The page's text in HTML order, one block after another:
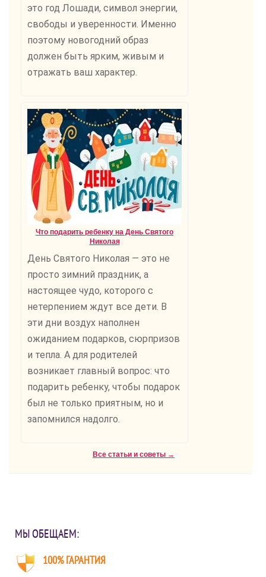
это год Лошади, символ энергии,
свободы и уверенности. Именно
поэтому новогодний образ
должен быть ярким, живым и
отражать ваш характер.
Что подарить ребенку на День Святого
Николая
День Святого Николая — это не
просто зимний праздник, а
настоящее чудо, которого с
нетерпением ждут все дети. В
эти дни воздух наполнен
ожиданием подарков, сюрпризов
и тепла. А для родителей
возникает главный вопрос: что
подарить ребенку, чтобы подарок
был не только приятным, но и
запомнился надолго.
Все статьи и советы →
МЫ ОБЕЩАЕМ:
100% ГАРАНТИЯ